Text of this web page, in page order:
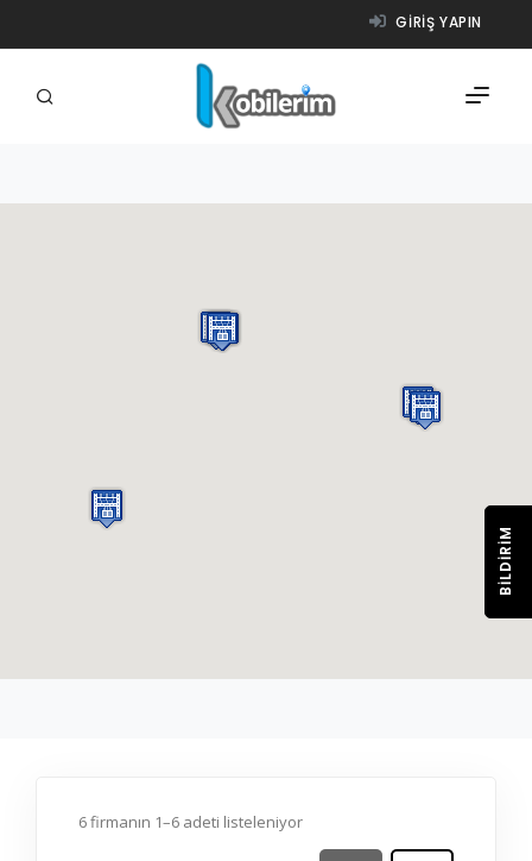
GIRIŞ YAPIN
NASIL ÇALIŞIR?
6 firmanın 1–6 adeti listeleniyor
BILDIRIM